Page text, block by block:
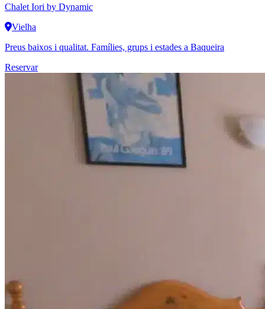
Chalet Iori by Dynamic
Vielha
Preus baixos i qualitat. Famílies, grups i estades a Baqueira
Reservar